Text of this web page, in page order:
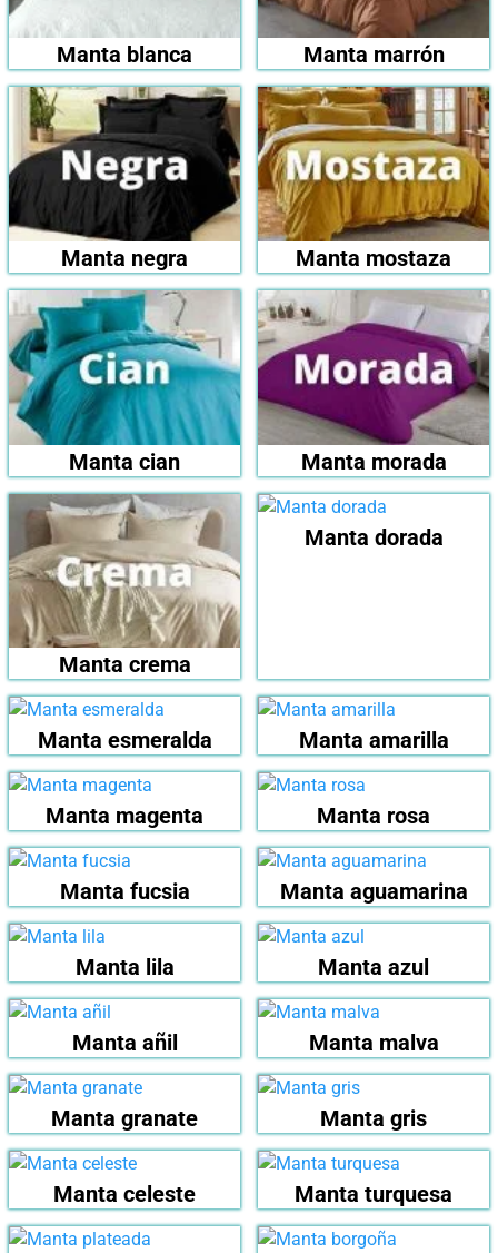
Manta blanca Manta marrón
Manta negra Manta mostaza
Manta cian Manta morada
Manta crema
Manta dorada
Manta esmeralda Manta amarilla
Manta magenta Manta rosa
Manta fucsia Manta aguamarina
Manta lila Manta azul
Manta añil Manta malva
Manta granate Manta gris
Manta celeste Manta turquesa